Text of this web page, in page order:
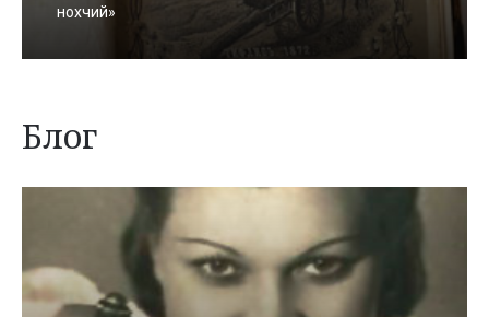
нохчий»
Блог